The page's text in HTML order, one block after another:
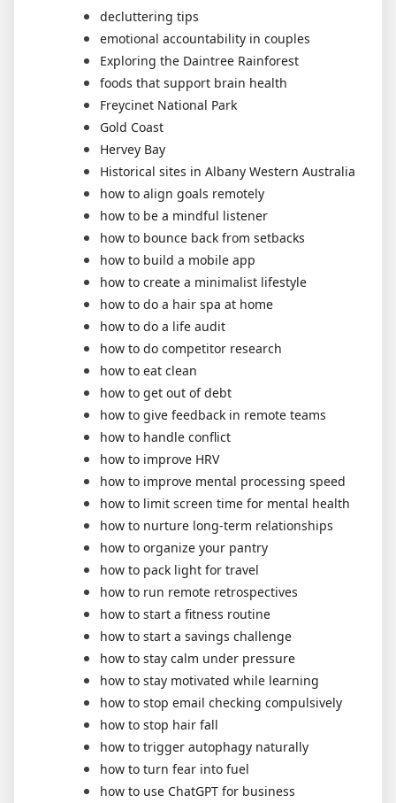
decluttering tips
emotional accountability in couples
Exploring the Daintree Rainforest
foods that support brain health
Freycinet National Park
Gold Coast
Hervey Bay
Historical sites in Albany Western Australia
how to align goals remotely
how to be a mindful listener
how to bounce back from setbacks
how to build a mobile app
how to create a minimalist lifestyle
how to do a hair spa at home
how to do a life audit
how to do competitor research
how to eat clean
how to get out of debt
how to give feedback in remote teams
how to handle conflict
how to improve HRV
how to improve mental processing speed
how to limit screen time for mental health
how to nurture long-term relationships
how to organize your pantry
how to pack light for travel
how to run remote retrospectives
how to start a fitness routine
how to start a savings challenge
how to stay calm under pressure
how to stay motivated while learning
how to stop email checking compulsively
how to stop hair fall
how to trigger autophagy naturally
how to turn fear into fuel
how to use ChatGPT for business